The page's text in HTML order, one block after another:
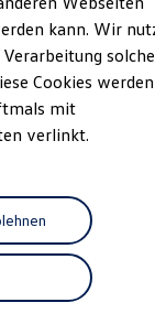
kann. Wir
Cookies
mit
verlinkt.